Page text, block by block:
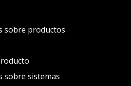
sobre productos
sobre sistemas